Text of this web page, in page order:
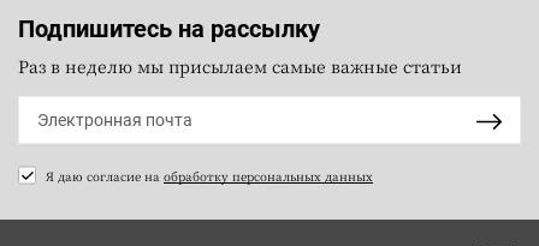
Подпишитесь на рассылку
Раз в неделю мы присылаем самые важные статьи
Я даю согласие на обработку персональных данных